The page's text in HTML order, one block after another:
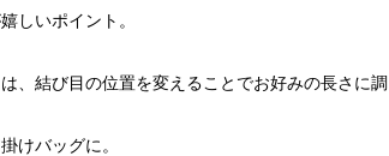
しいポイント。
、結び目の位置を変えることでお好みの長さに調
けバッグに。